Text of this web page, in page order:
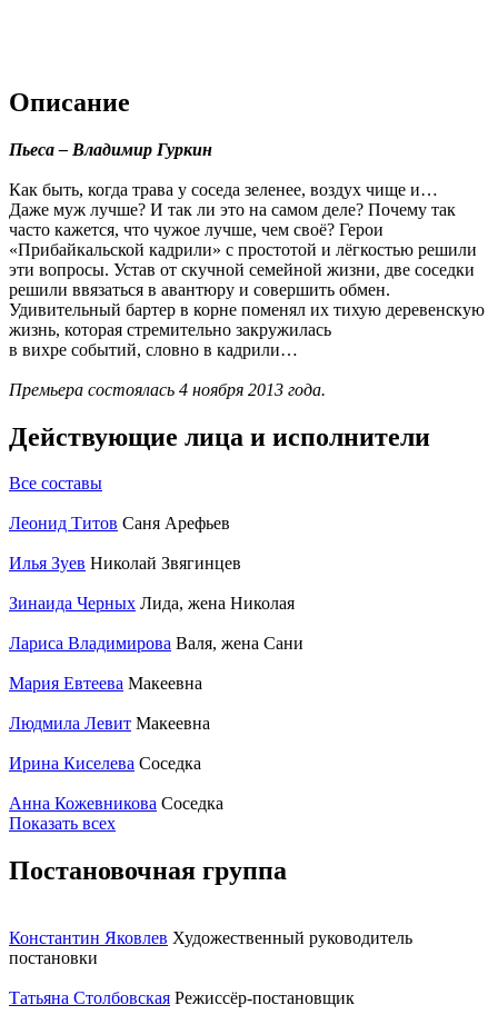
Описание
Пьеса – Владимир Гуркин
Как быть, когда трава у соседа зеленее, воздух чище и…
Даже муж лучше? И так ли это на самом деле? Почему так
часто кажется, что чужое лучше, чем своё? Герои
«Прибайкальской кадрили» с простотой и лёгкостью решили
эти вопросы. Устав от скучной семейной жизни, две соседки
решили ввязаться в авантюру и совершить обмен.
Удивительный бартер в корне поменял их тихую деревенскую
жизнь, которая стремительно закружилась
в вихре событий, словно в кадрили…
Премьера состоялась 4 ноября 2013 года.
Действующие лица и исполнители
Все составы
Леонид Титов Саня Арефьев
Илья Зуев Николай Звягинцев
Зинаида Черных Лида, жена Николая
Лариса Владимирова Валя, жена Сани
Мария Евтеева Макеевна
Людмила Левит Макеевна
Ирина Киселева Соседка
Анна Кожевникова Соседка
Показать всех
Постановочная группа
Константин Яковлев Художественный руководитель
постановки
Татьяна Столбовская Режиссёр-постановщик